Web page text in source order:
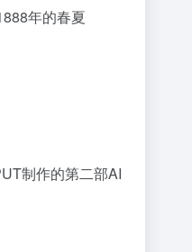
年的春夏
制作的第二部AI